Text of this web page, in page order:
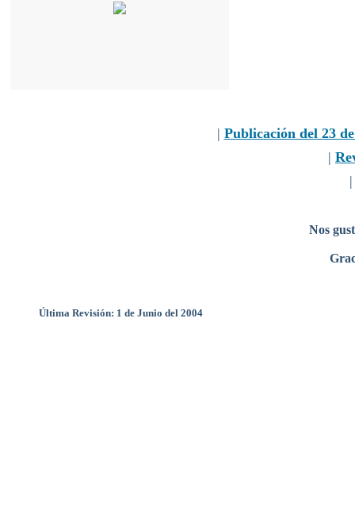
| Publicación del 23
|
Nos
Última Revisión: 1 de Junio del 2004